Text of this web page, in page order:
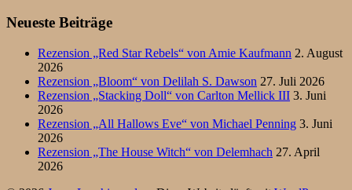
Neueste Beiträge
Rezension „Red Star Rebels“ von Amie Kaufmann 2. August
2026
Rezension „Bloom“ von Delilah S. Dawson 27. Juli 2026
Rezension „Stacking Doll“ von Carlton Mellick III 3. Juni
2026
Rezension „All Hallows Eve“ von Michael Penning 3. Juni
2026
Rezension „The House Witch“ von Delemhach 27. April
2026